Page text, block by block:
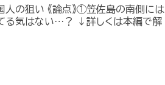
人の狙い 《論点》①笠佐島の南側には
る気はない…？ ↓詳しくは本編で解